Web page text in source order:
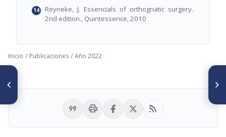
Reyneke, J. Essencials of orthognatic surgery.
2nd edition., Quintessence, 2010
Inicio / Publicaciones / Año 2022
format_quote print rss_feed